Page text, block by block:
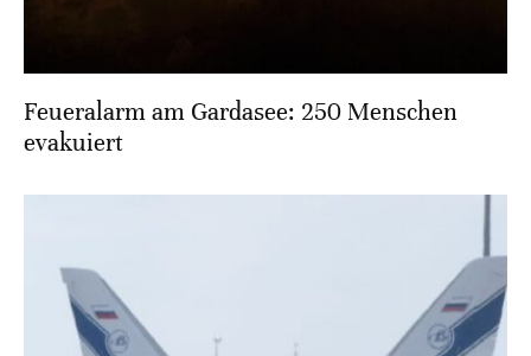
Feueralarm am Gardasee: 250 Menschen
evakuiert